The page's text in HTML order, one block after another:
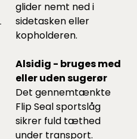
glider nemt ned i
sidetasken eller
kopholderen.
Alsidig - bruges med
eller uden sugerør
Det gennemtænkte
Flip Seal sportslåg
sikrer fuld tæthed
under transport.